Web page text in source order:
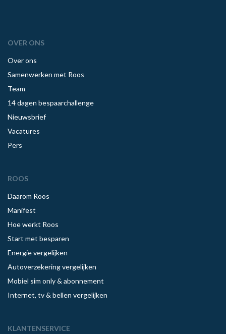
OVER ONS
Over ons
Samenwerken met Roos
Team
14 dagen bespaarchallenge
Nieuwsbrief
Vacatures
Pers
ROOS
Daarom Roos
Manifest
Hoe werkt Roos
Start met besparen
Energie vergelijken
Autoverzekering vergelijken
Mobiel sim only & abonnement
Internet, tv & bellen vergelijken
KLANTENSERVICE